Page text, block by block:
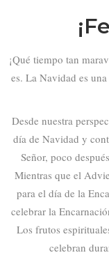
¡Qué tiempo tan
es. La Navidad es
Desde nuestra
día de Navidad y
Señor, poco
Mientras que el
para el día de la
celebrar la
Los frutos
celebran